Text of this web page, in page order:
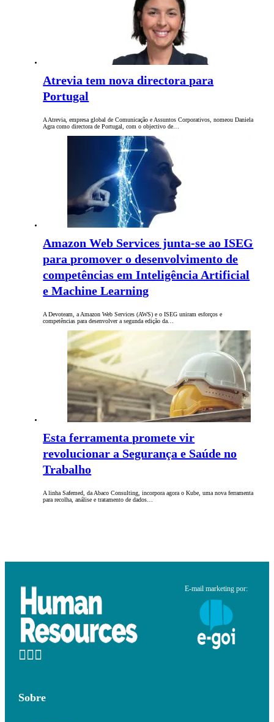
Atrevia tem nova directora para
Portugal
A Atrevia, empresa global de Comunicação e Assuntos Corporativos, nomeou Daniela
Agra como directora de Portugal, com o objectivo de…
Amazon Web Services junta-se ao ISEG
para promover o desenvolvimento de
competências em Inteligência Artificial
e Machine Learning
A Devoteam, a Amazon Web Services (AWS) e o ISEG uniram esforços e
competências para desenvolver a segunda edição da…
Esta ferramenta promete vir
revolucionar a Segurança e Saúde no
Trabalho
A linha Safemed, da Abaco Consulting, incorpora agora o Kube, uma nova ferramenta
para recolha, análise e tratamento de dados…
E-mail marketing por:
Sobre